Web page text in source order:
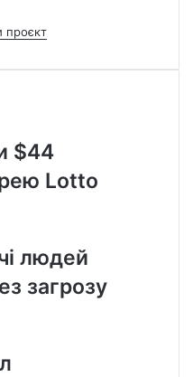
проєкт
$44
Lotto
людей
загрозу